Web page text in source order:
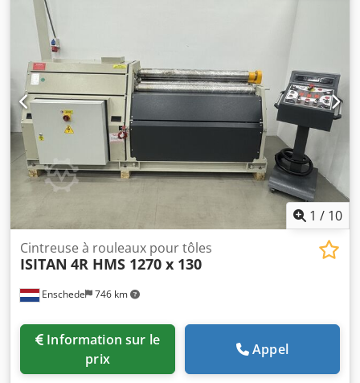
-Réglage du cintrage : électrique -Largeur max. de tôle :
2040 mm -Épaisseur max. de tôle : 4 mm -Diamètre des
rouleaux : 150 mm -Dimensions : 1080/2880/H1370 mm -
Poids : 1770 kg Dedjywzlpspfx Anpekr
1 / 10
Enschede 746 km
Cintreuse à rouleaux pour tôles
ISITAN 4R HMS 1270 x 130
prix
Appel